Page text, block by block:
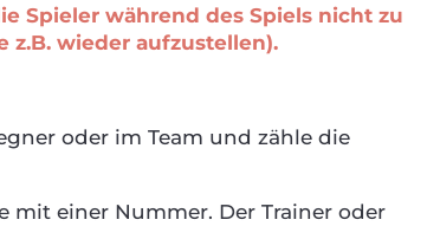
Spieler während des Spiels nicht zu
z.B. wieder aufzustellen).
oder im Team und zähle die
mit einer Nummer. Der Trainer oder